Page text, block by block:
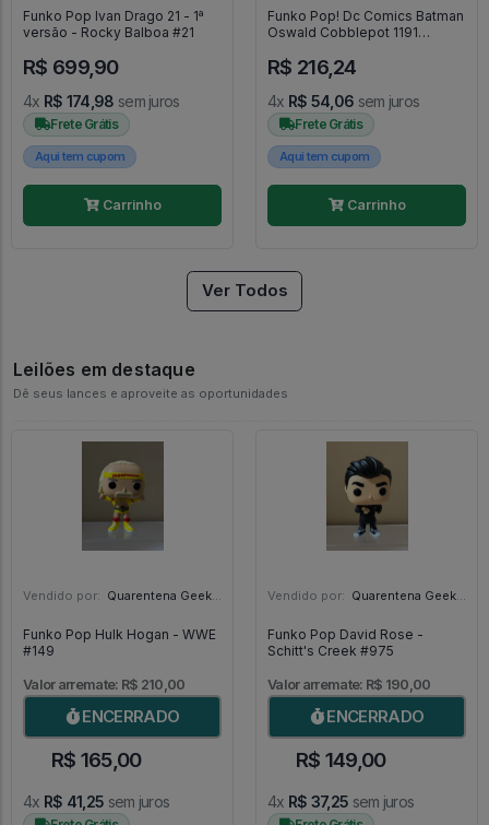
Funko Pop Ivan Drago 21 - 1ª
versão - Rocky Balboa #21
R$ 699,90
4x R$ 174,98 sem juros
Frete Grátis
Aqui tem cupom
Carrinho
Funko Pop! Dc Comics Batman
Oswald Cobblepot 1191
#1191
R$ 216,24
4x R$ 54,06 sem juros
Frete Grátis
Aqui tem cupom
Carrinho
Ver Todos
Leilões em destaque
Dê seus lances e aproveite as oportunidades
Vendido por: Quarentena Geek Store - SP
Funko Pop Hulk Hogan - WWE
#149
Valor arremate: R$ 210,00
ENCERRADO
R$ 165,00
4x R$ 41,25 sem juros
Vendido por: Quarentena Geek Store - SP
Funko Pop David Rose -
Schitt's Creek #975
Valor arremate: R$ 190,00
ENCERRADO
R$ 149,00
4x R$ 37,25 sem juros